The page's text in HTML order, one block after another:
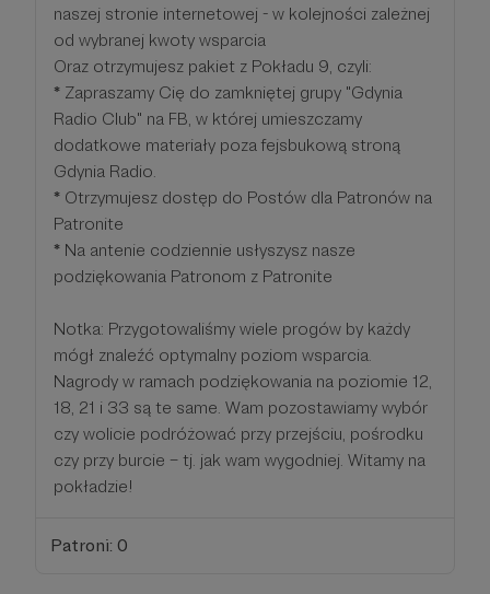
naszej stronie internetowej - w kolejności zależnej
od wybranej kwoty wsparcia
Oraz otrzymujesz pakiet z Pokładu 9, czyli:
* Zapraszamy Cię do zamkniętej grupy "Gdynia
Radio Club" na FB, w której umieszczamy
dodatkowe materiały poza fejsbukową stroną
Gdynia Radio.
* Otrzymujesz dostęp do Postów dla Patronów na
Patronite
* Na antenie codziennie usłyszysz nasze
podziękowania Patronom z Patronite
Notka: Przygotowaliśmy wiele progów by każdy
mógł znaleźć optymalny poziom wsparcia.
Nagrody w ramach podziękowania na poziomie 12,
18, 21 i 33 są te same. Wam pozostawiamy wybór
czy wolicie podróżować przy przejściu, pośrodku
czy przy burcie – tj. jak wam wygodniej. Witamy na
pokładzie!
Patroni: 0